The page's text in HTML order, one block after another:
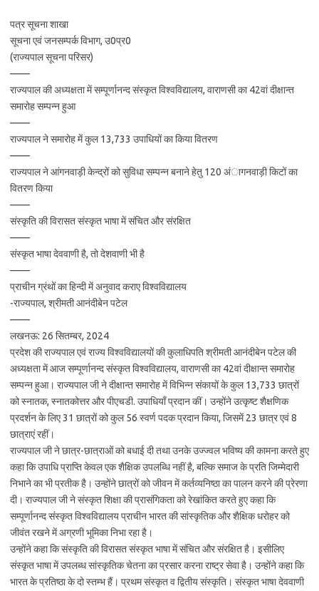
पत्र सूचना शाखा
सूचना एवं जनसम्पर्क विभाग, उ0प्र0
(राज्यपाल सूचना परिसर)
——
राज्यपाल की अध्यक्षता में सम्पूर्णानन्द संस्कृत विश्वविद्यालय, वाराणसी का 42वां दीक्षान्त
समारोह सम्पन्न हुआ
——
राज्यपाल ने समारोह में कुल 13,733 उपाधियों का किया वितरण
——
राज्यपाल ने आंगनवाड़ी केन्द्रों को सुविधा सम्पन्न बनाने हेतु 120 अंागनवाड़ी किटों का
वितरण किया
——
संस्कृति की विरासत संस्कृत भाषा में संचित और संरक्षित
——
संस्कृत भाषा देववाणी है, तो देशवाणी भी है
——
प्राचीन ग्रंथों का हिन्दी में अनुवाद कराए विश्वविद्यालय
-राज्यपाल, श्रीमती आनंदीबेन पटेल
——
लखनऊ: 26 सितम्बर, 2024
प्रदेश की राज्यपाल एवं राज्य विश्वविद्यालयों की कुलाधिपति श्रीमती आनंदीबेन पटेल की
अध्यक्षता में आज सम्पूर्णानन्द संस्कृत विश्वविद्यालय, वाराणसी का 42वां दीक्षान्त समारोह
सम्पन्न हुआ। राज्यपाल जी ने दीक्षान्त समारोह में विभिन्न संकायों के कुल 13,733 छात्रों
को स्नातक, स्नातकोत्तर और पीएचडी. उपाधियाँ प्रदान कीं। उन्होंने उत्कृष्ट शैक्षणिक
प्रदर्शन के लिए 31 छात्रों को कुल 56 स्वर्ण पदक प्रदान किया, जिसमें 23 छात्र एवं 8
छात्राएं रहीं।
राज्यपाल जी ने छात्र-छात्राओं को बधाई दी तथा उनके उज्ज्वल भविष्य की कामना करते हुए
कहा कि उपाधि प्राप्ति केवल एक शैक्षिक उपलब्धि नहीं है, बल्कि समाज के प्रति जिम्मेदारी
निभाने का भी प्रतीक है। उन्होंने छात्रों को जीवन में कर्तव्यनिष्ठा का पालन करने की प्रेरणा
दी। राज्यपाल जी ने संस्कृत शिक्षा की प्रासंगिकता को रेखांकित करते हुए कहा कि
सम्पूर्णानन्द संस्कृत विश्वविद्यालय प्राचीन भारत की सांस्कृतिक और शैक्षिक धरोहर को
जीवंत रखने में अग्रणी भूमिका निभा रहा है।
उन्होंने कहा कि संस्कृति की विरासत संस्कृत भाषा में संचित और संरक्षित है। इसीलिए
संस्कृत भाषा में उपलब्ध सांस्कृतिक चेतना का प्रसार करना राष्ट्र सेवा है। उन्होंने कहा कि
भारत के प्रतिष्ठा के दो स्तम्भ हैं। प्रथम संस्कृत व द्वितीय संस्कृति। संस्कृत भाषा देववाणी